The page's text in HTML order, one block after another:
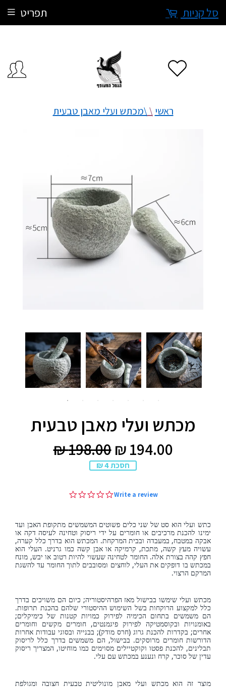
תפריט סל קניות
ראשי \\מכתש ועלי מאבן טבעית
מכתש ועלי מאבן טבעית
194.00 ₪
198.00 ₪ מחיר
198.00
מחיר
194.00
חסכת 4 ₪
0.0Write a review
כתש ועלי הוא סט של שני כלים פשוטים המשמשים מתקופת האבן ועד
ימינו להכנת מרכיבים או חומרים על ידי ריסוק וטחינה לעיסה דקה או
אבקה במטבח, במעבדה ובבית המרקחת. המכתש הוא בדרך כלל קערה,
עשויה מעץ קשה, מתכת, קרמיקה או אבן קשה כמו גרניט. העלי הוא
חפץ קהה בצורת אלה. החומר לטחינה שעשוי להיות רטוב או יבש, מונח
במכתש בו דופקים את העלי, לוחצים ומסובבים לתוך החומר עד להשגת
המרקם הרצוי.
מכתש ועלי שימשו בבישול מאז הפרהיסטוריה; כיום הם משויכים בדרך
כלל למקצוע הרוקחות בשל השימוש ההיסטורי שלהם בהכנת תרופות.
הם משמשים בתחום הכימיה לפירוק כמויות קטנות של כימיקלים;
באומנויות ובקוסמטיקה לפירוק פיגמנטים, חומרים מקשים וחומרים
אחרים; בקדרות להכנת גרוג (חרס מודק); בבנייה ובסוגי עבודות אחרות
הדורשות חומרים מרוסקים. בבישול, הם משמשים בדרך כלל לריסוק
תבלינים, להכנת פסטו וקוקטיילים מסוימים כמו מוחיטו, המצריך ריסוק
עדין של סוכר, קרח ונענע במכתש עם עלי.
מוצר זה הוא מכתש ועלי מאבן מונוליטית טבעית חצובה ומגולפת